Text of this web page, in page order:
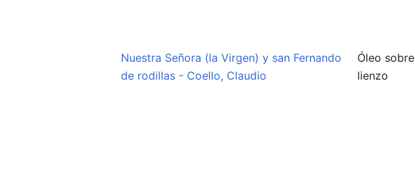
Nuestra Señora (la Virgen) y san Fernando
de rodillas - Coello, Claudio
Óleo sobre
lienzo